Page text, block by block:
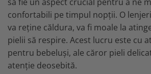
Sistem - Vara
Sistem Nou Nascut
Sistem 0-3 Luni
Sistem 3-6 luni
Sistem 6-9 Luni
VARSTA
3 Luni
6 Luni
1 An
SETURI
Copii - Poncho
Copii - Poncho Plaja
Cu Capison
Cu Capison - Bebe
Personalizate
Sortulete
CRESA
Ghiozdane
Ghiozdane Fete
Ghiozdane Baieti
să fie un aspect crucial pentru a ne
confortabili pe timpul nopții. O
va reține căldura, va fi moale la
pielii să respire. Acest lucru este cu
pentru bebeluși, ale căror pieli
atenție deosebită.